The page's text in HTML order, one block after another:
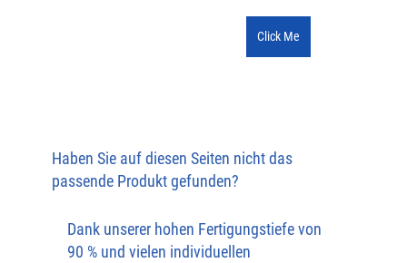
Click Me
Haben Sie auf diesen Seiten nicht das
passende Produkt gefunden?
Dank unserer hohen Fertigungstiefe von
90 % und vielen individuellen